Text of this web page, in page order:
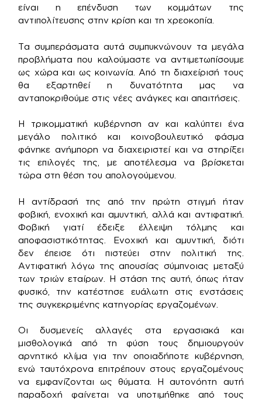
είναι η επένδυση των κομμάτων της
αντιπολίτευσης στην κρίση και τη χρεοκοπία.
Τα συμπεράσματα αυτά συμπυκνώνουν τα μεγάλα
προβλήματα που καλούμαστε να αντιμετωπίσουμε
ως χώρα και ως κοινωνία. Από τη διαχείρισή τους
θα εξαρτηθεί η δυνατότητα μας να
ανταποκριθούμε στις νέες ανάγκες και απαιτήσεις.
Η τρικομματική κυβέρνηση αν και καλύπτει ένα
μεγάλο πολιτικό και κοινοβουλευτικό φάσμα
φάνηκε ανήμπορη να διαχειριστεί και να στηρίξει
τις επιλογές της, με αποτέλεσμα να βρίσκεται
τώρα στη θέση του απολογούμενου.
Η αντίδρασή της από την πρώτη στιγμή ήταν
φοβική, ενοχική και αμυντική, αλλά και αντιφατική.
Φοβική γιατί έδειξε έλλειψη τόλμης και
αποφασιστικότητας. Ενοχική και αμυντική, διότι
δεν έπεισε ότι πιστεύει στην πολιτική της.
Αντιφατική λόγω της απουσίας σύμπνοιας μεταξύ
των τριών εταίρων. Η στάση της αυτή, όπως ήταν
φυσικό, την κατέστησε ευάλωτη στις ενστάσεις
της συγκεκριμένης κατηγορίας εργαζομένων.
Οι δυσμενείς αλλαγές στα εργασιακά και
μισθολογικά από τη φύση τους δημιουργούν
αρνητικό κλίμα για την οποιαδήποτε κυβέρνηση,
ενώ ταυτόχρονα επιτρέπουν στους εργαζομένους
να εμφανίζονται ως θύματα. Η αυτονόητη αυτή
παραδοχή φαίνεται να υποτιμήθηκε από τους